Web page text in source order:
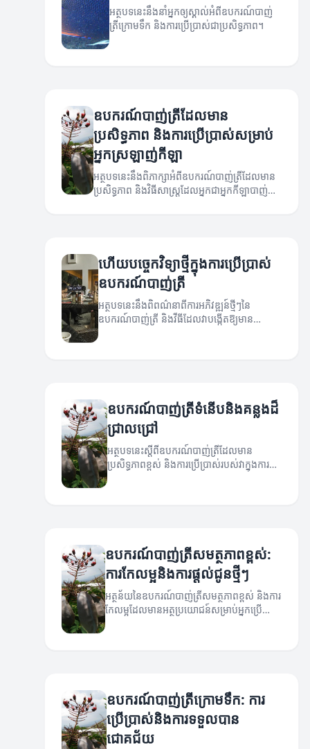
អត្ថបទនេះនឹងនាំអ្នកឲ្យស្គាល់អំពីឧបករណ៍បាញ់
ត្រីក្រោមទឹក និងការប្រើប្រាស់ជាប្រសិទ្ធភាព។
ឧបករណ៍បាញ់ត្រីដែលមាន
ប្រសិទ្ធភាព និងការប្រើប្រាស់សម្រាប់
អ្នកស្រឡាញ់កីឡា
អត្ថបទនេះនឹងពិភាក្សាអំពីឧបករណ៍បាញ់ត្រីដែលមាន
ប្រសិទ្ធភាព និងវិធីសាស្ត្រដែលអ្នកជាអ្នកកីឡាបាញ់ត្រី
ហេីយបច្ចេកវិទ្យាថ្មីក្នុងការប្រើប្រាស់
ឧបករណ៍បាញ់ត្រី
អត្ថបទនេះនឹងពិពណ៌នា​ពីការអភិវឌ្ឍន៍ថ្មីៗនៃ
ឧបករណ៍បាញ់ត្រី និងវីធីដែលវាបង្កើតឱ្យមាន
ឧបករណ៍បាញ់ត្រីទំនើបនិងគន្លងដ៏
ជ្រាលជ្រៅ
អត្ថបទនេះស្ដីពីឧបករណ៍បាញ់ត្រីដែលមាន
ប្រសិទ្ធភាពខ្ពស់ និងការប្រើប្រាស់របស់វាក្នុងការ
បាញ់ត្រី។
ឧបករណ៍បាញ់ត្រីសមត្ថភាពខ្ពស់:
ការកែលម្អនិងការផ្តល់ជូនថ្មីៗ
អត្ថន័យនៃឧបករណ៍បាញ់ត្រីសមត្ថភាពខ្ពស់ និងការ
កែលម្អដែលមានអត្ថប្រយោជន៍សម្រាប់អ្នកប្រើ
ប្រាស់។
ឧបករណ៍បាញ់ត្រីក្រោមទឹក: ការ
ប្រើប្រាស់និងការទទួលបាន
ជោគជ័យ